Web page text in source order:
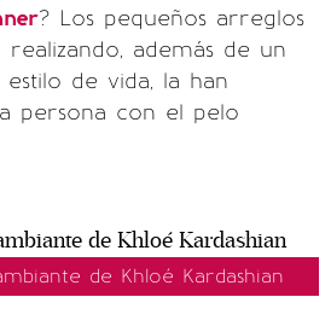
? Los pequeños arreglos
además de un
de vida, la han
persona con el pelo
de Khloé Kardashian